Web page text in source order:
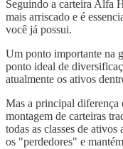
Seguindo a carteira Alfa
mais arriscado e é
você já possui.
Um ponto importante na
ponto ideal de
atualmente os ativos
Mas a principal diferença
montagem de carteiras
todas as classes de
os "perdedores" e